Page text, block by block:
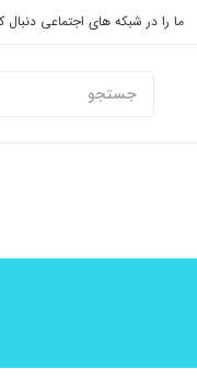
ما را در شبکه های اجتماعی دنبال